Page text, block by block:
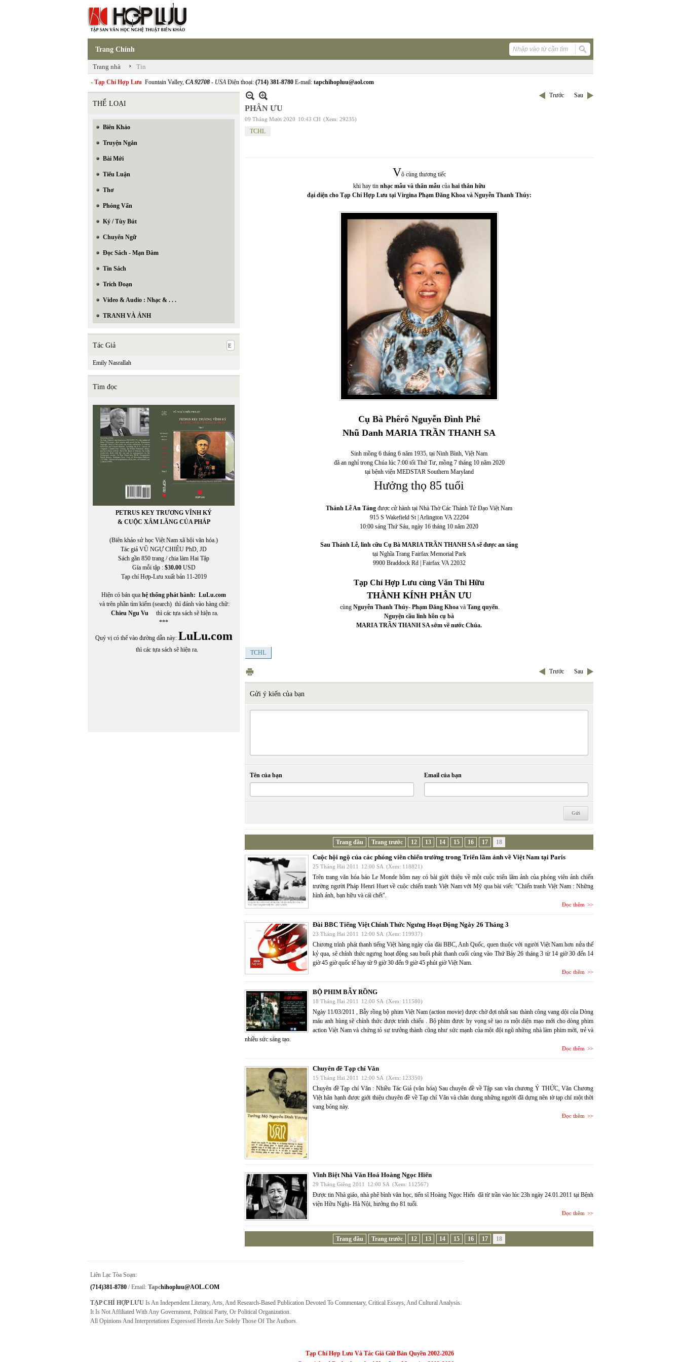
Trang Chính
Trang nhà › Tin
- Tạp Chí Hợp Lưu Fountain Valley, CA 92708 - USAĐiện thoại: (714) 381-8780 E-mail: tapchihopluu@aol.com
THỂ LOẠI
Biên Khảo
Truyện Ngắn
Bài Mới
Tiểu Luận
Thơ
Phỏng Vấn
Ký / Tùy Bút
Chuyển Ngữ
Đọc Sách - Mạn Đàm
Tin Sách
Trích Đoạn
Video & Audio : Nhạc & . . .
TRANH VÀ ẢNH
Tác Giả
Emily Nasrallah
Tìm đọc
PETRUS KEY TRƯƠNG VĨNH KÝ
& CUỘC XÂM LĂNG CỦA PHÁP
(Biên khảo sử học Việt Nam xã hội văn hóa.)
Tác giả VŨ NGỰ CHIÊU PhD, JD
Sách gần 850 trang / chia làm Hai Tập
Gía mỗi tập : $30.00USD
Tạp chí Hợp-Lưu xuất bản 11-2019
Hiện có bán qua hệ thống phát hành: LuLu.com
và trên phần tìm kiếm (search) thì đánh vào hàng chữ:
Chieu Ngu Vu thì các tựa sách sẽ hiện ra.
***
Quý vị có thể vào đường dẫn này: LuLu.com
thì các tựa sách sẽ hiện ra.
Trước Sau
PHÂN ƯU
09 Tháng Mười 2020 10:43 CH (Xem: 29235)
TCHL
Vô cùng thương tiếc
khi hay tin nhạc mẫu và thân mẫucủa hai thân hữu
đại diện cho Tạp Chí Hợp Lưu tại Virgina Phạm Đăng Khoa và Nguyễn Thanh Thúy:
Cụ Bà Phêrô Nguyễn Đình Phê
Nhũ Danh MARIA TRẦN THANH SA
Sinh mồng 6 tháng 6 năm 1935, tại Ninh Bình, Việt Nam
đã an nghỉ trong Chúa lúc 7:00 tối Thứ Tư, mồng 7 tháng 10 năm 2020
tại bệnh viện MEDSTAR Southern Maryland
Hưởng thọ 85 tuổi
Thánh Lễ An Táng được cử hành tại Nhà Thờ Các Thánh Tử Đạo Việt Nam
915 S Wakefield St | Arlington VA 22204
10:00 sáng Thứ Sáu, ngày 16 tháng 10 năm 2020
Sau Thánh Lễ, linh cữu Cụ Bà MARIA TRẦN THANH SA sẽ được an táng
tại Nghĩa Trang Fairfax Memorial Park
9900 Braddock Rd | Fairfax VA 22032
Tạp Chí Hợp Lưu cùng Văn Thi Hữu
THÀNH KÍNH PHÂN ƯU
cùng Nguyễn Thanh Thúy- Phạm Đăng Khoa và Tang quyến.
Nguyện cầu linh hồn cụ bà
MARIA TRẦN THANH SA sớm về nước Chúa.
TCHL
Trước Sau
Gửi ý kiến của bạn
Tên của bạn Email của bạn
Trang đầu Trang trước 12 13 14 15 16 17 18
Cuộc hội ngộ của các phóng viên chiến trường trong Triển lãm ảnh về Việt Nam tại Paris
25 Tháng Hai 2011 12:00 SA (Xem: 118821)
Trên trang văn hóa báo Le Monde hôm nay có bài giới thiệu về một cuộc triển lãm ảnh của phóng viên ảnh chiến
trường người Pháp Henri Huet về cuộc chiến tranh Việt Nam với Mỹ qua bài viết: "Chiến tranh Việt Nam : Những
hình ảnh, bạn hữu và cái chết".
Đọc thêm
Đài BBC Tiếng Việt Chính Thức Ngưng Hoạt Động Ngày 26 Tháng 3
23 Tháng Hai 2011 12:00 SA (Xem: 119937)
Chương trình phát thanh tiếng Việt hàng ngày của đài BBC, Anh Quốc, quen thuộc với người Việt Nam hơn nửa thế
kỷ qua, sẽ chính thức ngưng hoạt động sau buổi phát thanh cuối cùng vào Thứ Bảy 26 tháng 3 từ 14 giờ 30 đến 14
giờ 45 giờ quốc tế hay từ 9 giờ 30 đến 9 giờ 45 phút giờ Việt Nam.
Đọc thêm
BỘ PHIM BẪY RỒNG
18 Tháng Hai 2011 12:00 SA (Xem: 111580)
Ngày 11/03/2011 , Bẫy rồng bộ phim Việt Nam (action movie) được chờ đợi nhất sau thành công vang dội của Dòng
máu anh hùng sẽ chính thức được trình chiếu . Bộ phim được hy vọng sẽ tạo ra một diện mạo mới cho dòng phim
action Việt Nam và chứng tỏ sự trưởng thành cũng như sức mạnh của một đội ngũ những nhà làm phim mới, trẻ và
nhiều sức sáng tạo.
Đọc thêm
Chuyên đề Tạp chí Văn
15 Tháng Hai 2011 12:00 SA (Xem: 123350)
Chuyên đề Tạp chí Văn : Nhiều Tác Giả (văn hóa) Sau chuyên đề về Tập san văn chương Ý THỨC, Văn Chương
Việt hân hạnh được giới thiệu chuyên đề về Tạp chí Văn và chân dung những người đã dựng nên tờ tạp chí một thời
vang bóng này.
Đọc thêm
Vĩnh Biệt Nhà Văn Hoá Hoàng Ngọc Hiến
29 Tháng Giêng 2011 12:00 SA (Xem: 112567)
Được tin Nhà giáo, nhà phê bình văn học, tiến sĩ Hoàng Ngọc Hiến đã từ trần vào lúc 23h ngày 24.01.2011 tại Bệnh
viện Hữu Nghị- Hà Nội, hưởng thọ 81 tuổi.
Đọc thêm
Trang đầu Trang trước 12 13 14 15 16 17 18
Liên Lạc Tòa Soạn:
(714)381-8780 / Email: TapcHihopluu@AOL.COM
TẠP CHÍ HỢP LƯU Is An Independent Literary, Arts, And Research-Based Publication Devoted To Commentary, Critical Essays, And Cultural Analysis.
It Is Not Affiliated With Any Government, Political Party, Or Political Organization.
All Opinions And Interpretations Expressed Herein Are Solely Those Of The Authors.
Tạp Chí Hợp Lưu Và Tác Giả Giữ Bản Quyền 2002-2026